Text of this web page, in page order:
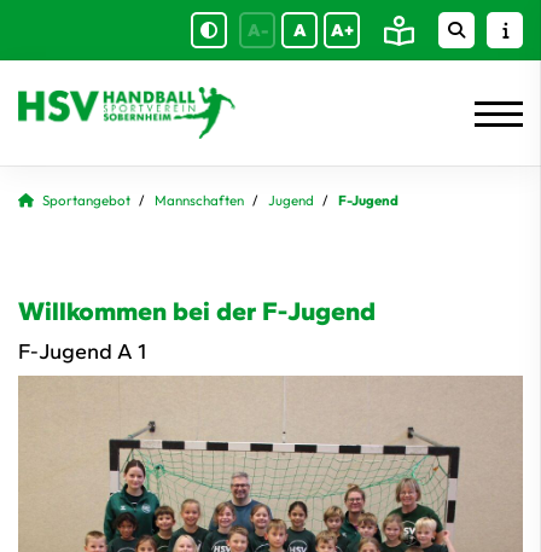
A- A A+
Sportangebot Mannschaften Jugend F-Jugend
Willkommen bei der F-Jugend
F-Jugend A 1